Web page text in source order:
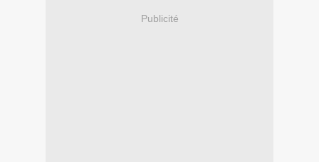
Publicité